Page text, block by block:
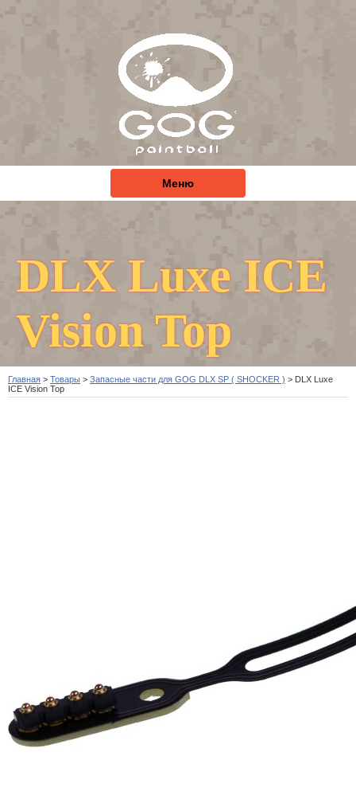
Меню
DLX Luxe ICE
Vision Top
Главная > Товары > Запасные части для GOG DLX SP ( SHOCKER ) > DLX Luxe
ICE Vision Top